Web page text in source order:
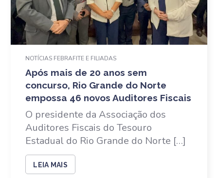
NOTÍCIAS FEBRAFITE E FILIADAS
Após mais de 20 anos sem
concurso, Rio Grande do Norte
empossa 46 novos Auditores Fiscais
O presidente da Associação dos
Auditores Fiscais do Tesouro
Estadual do Rio Grande do Norte […]
LEIA MAIS